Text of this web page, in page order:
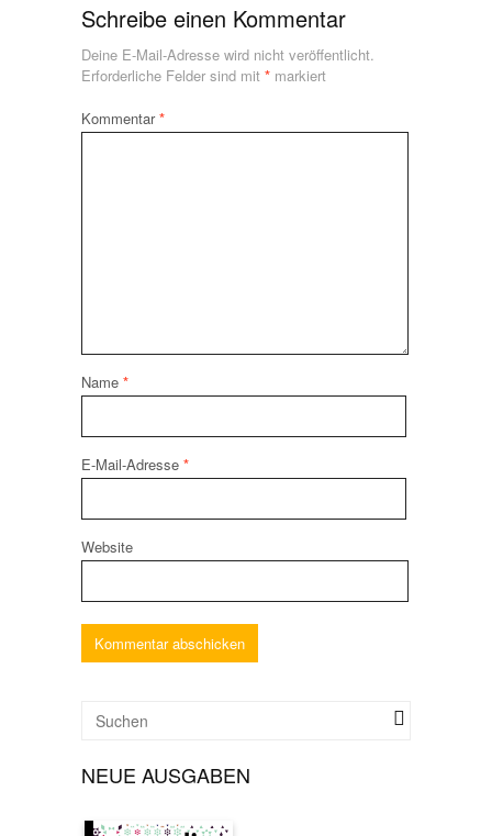
Schreibe einen Kommentar
Deine E-Mail-Adresse wird nicht veröffentlicht.
Erforderliche Felder sind mit * markiert
Kommentar*
Name *
E-Mail-Adresse *
Website
NEUE AUSGABEN